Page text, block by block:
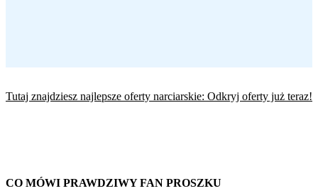
Tutaj znajdziesz najlepsze oferty narciarskie: Odkryj oferty już teraz!
CO MÓWI PRAWDZIWY FAN PROSZKU